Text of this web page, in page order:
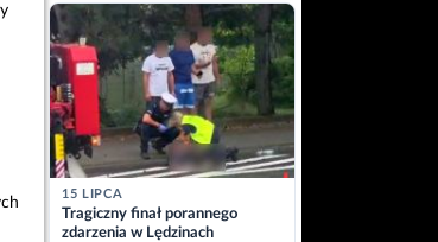
15 LIPCA
Tragiczny finał porannego
zdarzenia w Lędzinach